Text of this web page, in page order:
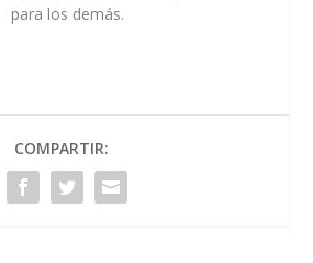
para los demás.
COMPARTIR: